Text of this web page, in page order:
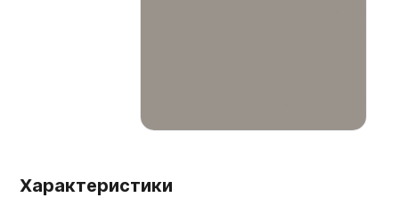
Характеристики